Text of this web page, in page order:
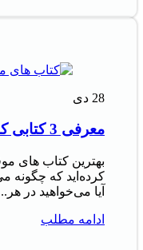
28 دی
معرفی 3 کتابی که موفقیت شما را تضمین می‌کنند
بهترین کتاب های
کرده‌اید که چگونه
آیا می‌خواهید در
ادامه مطلب